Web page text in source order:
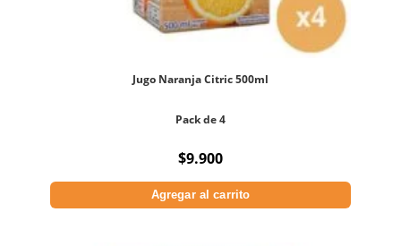
Jugo Naranja Citric 500ml
Pack de 4
$9.900
Agregar al carrito